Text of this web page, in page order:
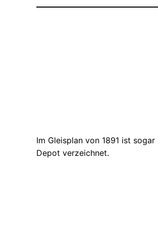
Im Gleisplan von 1891 ist
Depot verzeichnet.